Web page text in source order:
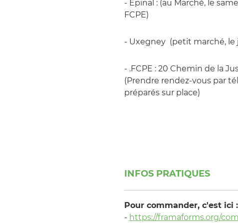
- Epinal : (au Marché, le
FCPE)
- Uxegney (petit marché, le
- .FCPE : 20 Chemin de la
(Prendre rendez-vous par
préparés sur place)
INFOS PRATIQUES
Pour commander, c'est ici :
- https://framaforms.org/